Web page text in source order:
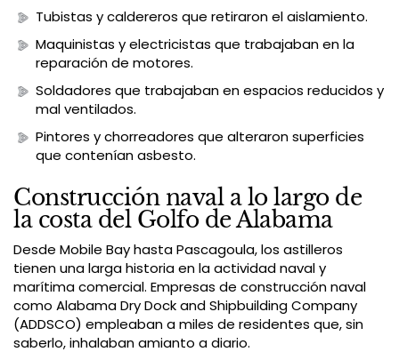
Tubistas y caldereros que retiraron el aislamiento.
Maquinistas y electricistas que trabajaban en la
reparación de motores.
Soldadores que trabajaban en espacios reducidos y
mal ventilados.
Pintores y chorreadores que alteraron superficies
que contenían asbesto.
Construcción naval a lo largo de
la costa del Golfo de Alabama
Desde Mobile Bay hasta Pascagoula, los astilleros
tienen una larga historia en la actividad naval y
marítima comercial. Empresas de construcción naval
como Alabama Dry Dock and Shipbuilding Company
(ADDSCO) empleaban a miles de residentes que, sin
saberlo, inhalaban amianto a diario.